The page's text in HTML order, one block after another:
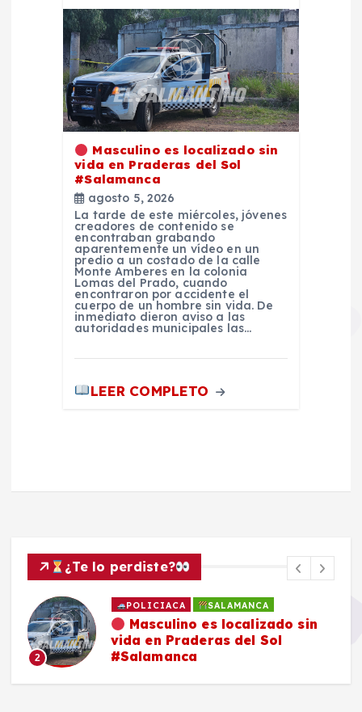
Masculino es localizado sin
vida en Praderas del Sol
#Salamanca
agosto 5, 2026
La tarde de este miércoles, jóvenes
creadores de contenido se
encontraban grabando
aparentemente un vídeo en un
predio a un costado de la calle
Monte Amberes en la colonia
Lomas del Prado, cuando
encontraron por accidente el
cuerpo de un hombre sin vida. De
inmediato dieron aviso a las
autoridades municipales las…
LEER COMPLETO
¿Te lo perdiste?
2
POLICIACA SALAMANCA
Masculino es localizado sin
vida en Praderas del Sol
#Salamanca